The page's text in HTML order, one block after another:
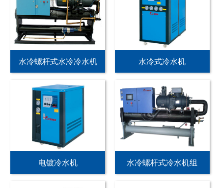
水冷螺杆式水冷冷水机 水冷式冷水机
电镀冷水机 水冷螺杆式冷水机组